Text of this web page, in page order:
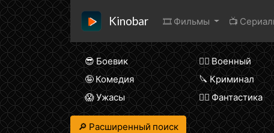
Kinobar 🎞 Фильмы 📺
😎 Боевик 👨‍✈️ Военный
🤪 Комедия
🔪 Криминал
😱 Ужасы
🧙‍♀️ Фантастика
🔎 Расширенный поиск